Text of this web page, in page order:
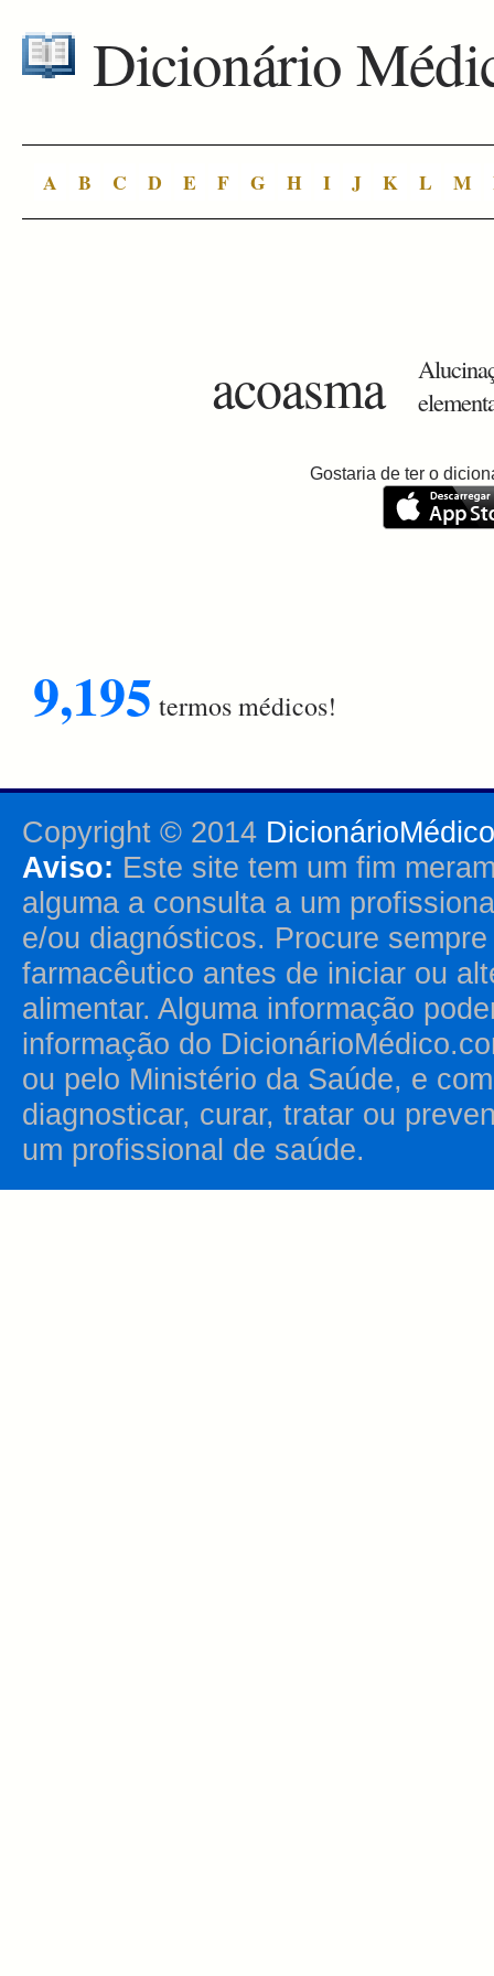
Dicionário
A B C D E F G H I J K L M
acoasma
Gostaria de ter o
9,195 termos médicos!
Copyright © 2014
Aviso: Este site tem um fim
alguma a consulta a um
e/ou diagnósticos. Procure
farmacêutico antes de iniciar ou
alimentar. Alguma informação
informação do
ou pelo Ministério da Saúde, e
diagnosticar, curar, tratar ou
um profissional de saúde.